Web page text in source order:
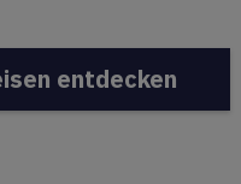
entdecken